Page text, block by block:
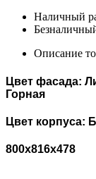
Наличный
Описание
Цвет фасада:
Горная
Цвет корпуса:
800х816х478